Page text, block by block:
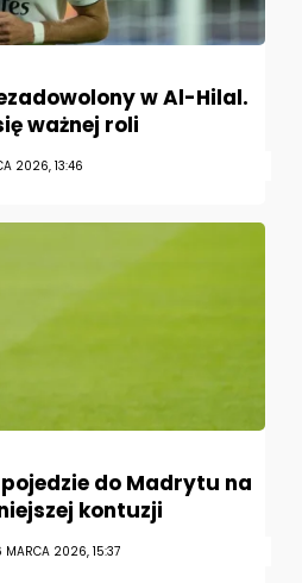
w Al-Hilal.
ważnej roli
2026, 13:46
do Madrytu na
kontuzji
MARCA 2026, 15:37